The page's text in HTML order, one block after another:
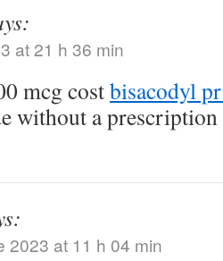
at 21 h 36 min
mcg costbisacodyl
without a prescription
2023 at 11 h 04 min